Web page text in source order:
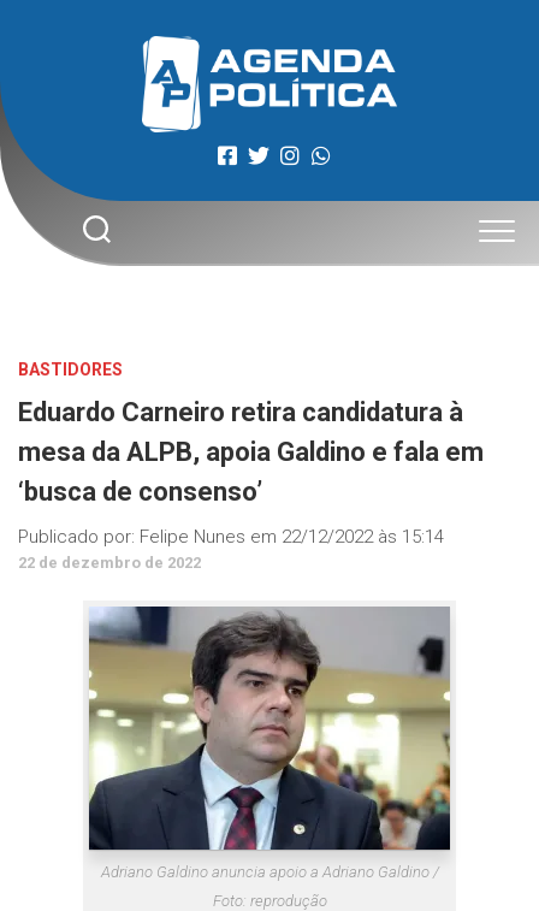
BASTIDORES
Eduardo Carneiro retira candidatura à
mesa da ALPB, apoia Galdino e fala em
‘busca de consenso’
Publicado por: Felipe Nunes em 22/12/2022 às 15:14
22 de dezembro de 2022
Adriano Galdino anuncia apoio a Adriano Galdino /
Foto: reprodução